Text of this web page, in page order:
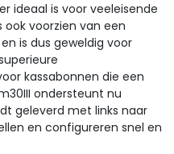
ideaal is voor veeleisende
ook voorzien van een
is dus geweldig voor
kassabonnen die een
ondersteunt nu
geleverd met links naar
en configureren snel en